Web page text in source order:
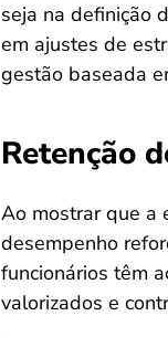
seja na definição
em ajustes de
gestão baseada
Retenção
Ao mostrar que a
desempenho
funcionários têm
valorizados e